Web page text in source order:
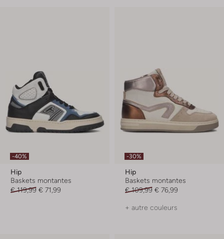
-40%
Hip
Baskets montantes
€ 119,99 € 71,99
-30%
Hip
Baskets montantes
€ 109,99 € 76,99
+ autre couleurs